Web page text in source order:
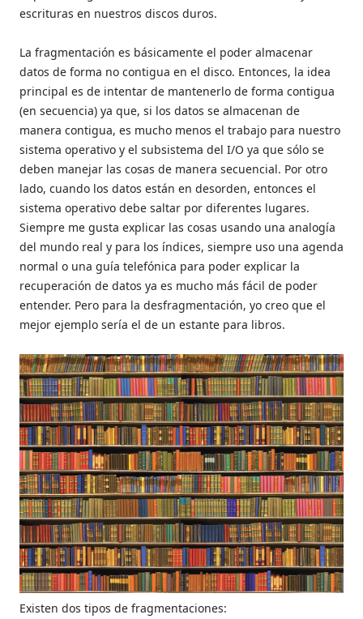
escrituras en nuestros discos duros.
La fragmentación es básicamente el poder almacenar
datos de forma no contigua en el disco. Entonces, la idea
principal es de intentar de mantenerlo de forma contigua
(en secuencia) ya que, si los datos se almacenan de
manera contigua, es mucho menos el trabajo para nuestro
sistema operativo y el subsistema del I/O ya que sólo se
deben manejar las cosas de manera secuencial. Por otro
lado, cuando los datos están en desorden, entonces el
sistema operativo debe saltar por diferentes lugares.
Siempre me gusta explicar las cosas usando una analogía
del mundo real y para los índices, siempre uso una agenda
normal o una guía telefónica para poder explicar la
recuperación de datos ya es mucho más fácil de poder
entender. Pero para la desfragmentación, yo creo que el
mejor ejemplo sería el de un estante para libros.
Existen dos tipos de fragmentaciones: